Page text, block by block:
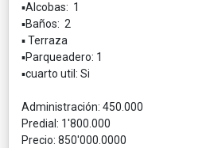
▪️Alcobas: 1
▪️Baños: 2
▪️ Terraza
▪️Parqueadero: 1
▪️cuarto util: Si
Administración: 450.000
Predial: 1'800.000
Precio: 850'000.0000